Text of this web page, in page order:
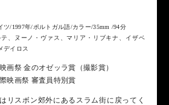
ツ/1997年/ポルトガル語/カラー/35mm /94分
、ヌーノ・ヴァス、マリア・リブキナ、イザベ
デイロス
画祭 金のオゼッラ賞（撮影賞）
映画祭 審査員特別賞
リスボン郊外にあるスラム街に戻ってく